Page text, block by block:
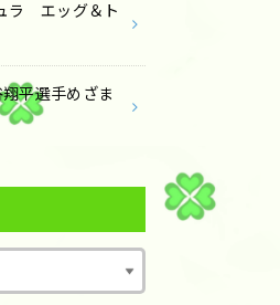
ラ エッグ＆ト
平選手めざま